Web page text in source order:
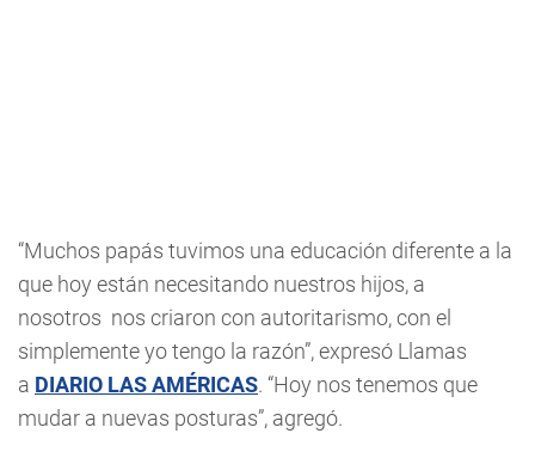
“Muchos papás tuvimos una educación diferente a la
que hoy están necesitando nuestros hijos, a
nosotros nos criaron con autoritarismo, con el
simplemente yo tengo la razón”, expresó Llamas
a DIARIO LAS AMÉRICAS. “Hoy nos tenemos que
mudar a nuevas posturas”, agregó.